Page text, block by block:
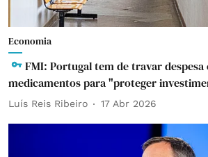
Economia
FMI: Portugal tem de travar despesa
medicamentos para "proteger
Luís Reis Ribeiro 17 Abr 2026